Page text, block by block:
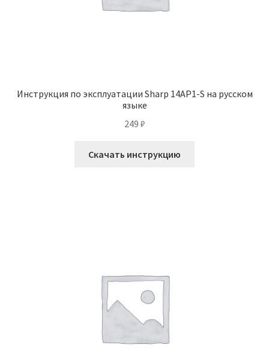
Инструкция по эксплуатации Sharp 14AP1-S на русском
языке
249 ₽
Скачать инструкцию